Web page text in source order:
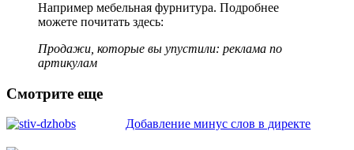
Например мебельная фурнитура. Подробнее
можете почитать здесь:
Продажи, которые вы упустили: реклама по
артикулам
Смотрите еще
Добавление минус слов в директе